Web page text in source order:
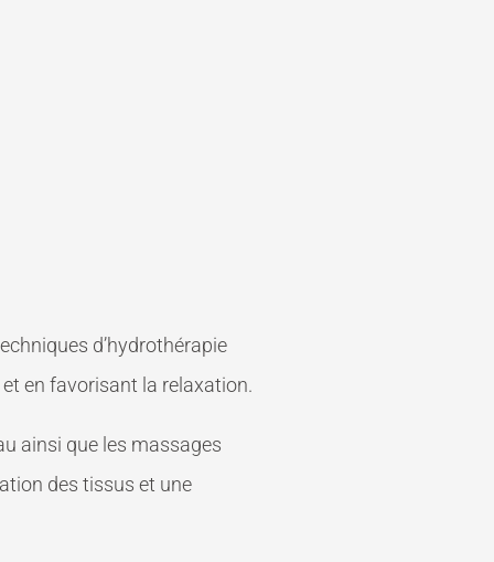
d’hydrothérapie
en favorisant la relaxation.
ainsi que les massages
des tissus et une